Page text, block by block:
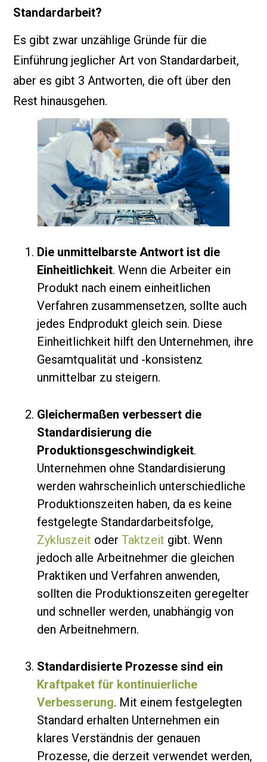
Standardarbeit?
Es gibt zwar unzählige Gründe für die
Einführung jeglicher Art von Standardarbeit,
aber es gibt 3 Antworten, die oft über den
Rest hinausgehen.
Die unmittelbarste Antwort ist die
Einheitlichkeit. Wenn die Arbeiter ein
Produkt nach einem einheitlichen
Verfahren zusammensetzen, sollte auch
jedes Endprodukt gleich sein. Diese
Einheitlichkeit hilft den Unternehmen, ihre
Gesamtqualität und -konsistenz
unmittelbar zu steigern.
Gleichermaßen verbessert die
Standardisierung die
Produktionsgeschwindigkeit.
Unternehmen ohne Standardisierung
werden wahrscheinlich unterschiedliche
Produktionszeiten haben, da es keine
festgelegte Standardarbeitsfolge,
Zykluszeit oderTaktzeit gibt. Wenn
jedoch alle Arbeitnehmer die gleichen
Praktiken und Verfahren anwenden,
sollten die Produktionszeiten geregelter
und schneller werden, unabhängig von
den Arbeitnehmern.
Standardisierte Prozesse sind ein
Kraftpaket für kontinuierliche
Verbesserung. Mit einem festgelegten
Standard erhalten Unternehmen ein
klares Verständnis der genauen
Prozesse, die derzeit verwendet werden,